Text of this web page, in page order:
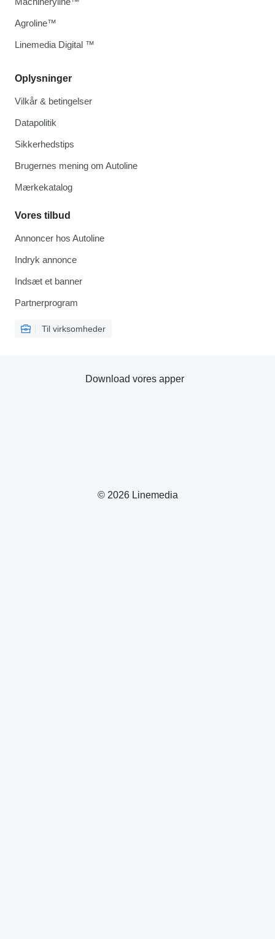
Oplysninger
Vilkår & betingelser
Datapolitik
Sikkerhedstips
Brugernes mening om Autoline
Mærkekatalog
Vores tilbud
Annoncer hos Autoline
Indryk annonce
Indsæt et banner
Partnerprogram
Til virksomheder
Agroline™
Linemedia Digital ™
© 2026 Linemedia
Download vores apper